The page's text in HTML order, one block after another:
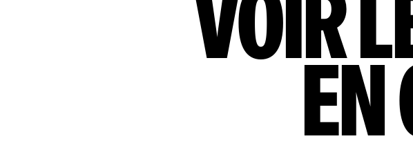
Voir